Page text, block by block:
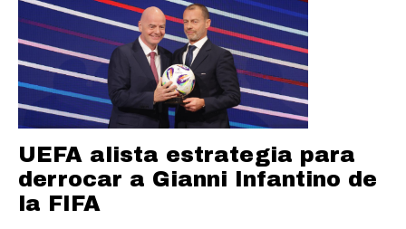
UEFA alista estrategia para
derrocar a Gianni Infantino de
la FIFA